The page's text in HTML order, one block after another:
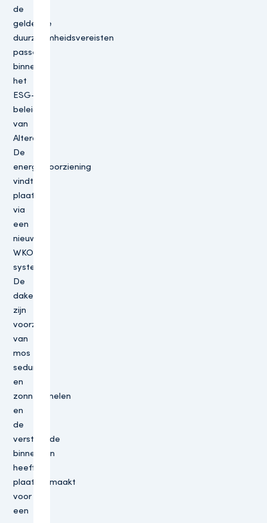
de
geldende
duurzaamheidsvereisten
passend
binnen
het
ESG-
beleid
van
Altera.
De
energievoorziening
vindt
plaats
via
een
nieuw
WKO-
systeem.
De
daken
zijn
voorzien
van
mos
sedum
en
zonnepanelen
en
de
versteende
binnentuin
heeft
plaatsgemaakt
voor
een